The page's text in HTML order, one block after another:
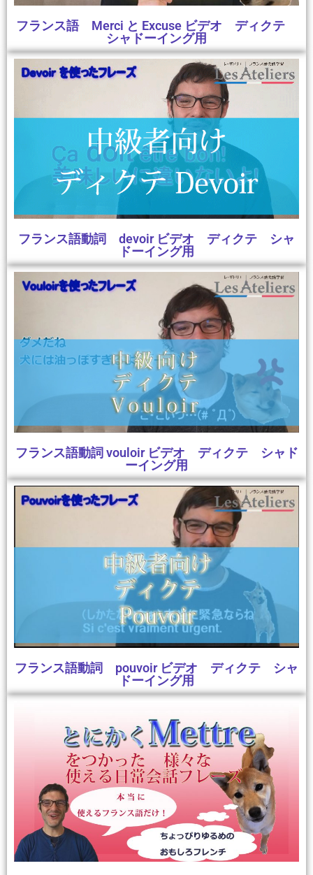
フランス語 Merci と Excuse ビデオ ディクテ
シャドーイング用
フランス語動詞 devoir ビデオ ディクテ シャ
ドーイング用
フランス語動詞 vouloir ビデオ ディクテ シャド
ーイング用
フランス語動詞 pouvoir ビデオ ディクテ シャ
ドーイング用